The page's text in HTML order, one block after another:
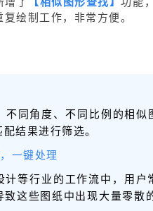
绘制工作，非常方便。
不同角度、不同比例的相
配结果进行筛选。
一键处理
计等行业的工作流中，用
致这些图纸中出现大量零